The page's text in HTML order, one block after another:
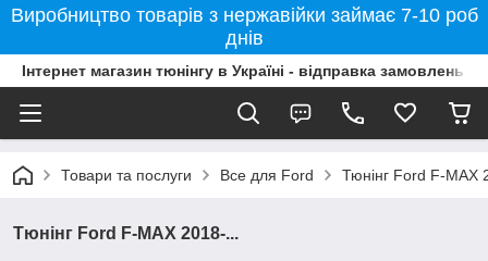
Виробництво товарів з нержавійки займає 7-10 роб
днів
Інтернет магазин тюнінгу в Україні - відправка замовлень
Товари та послуги Все для Ford Тюнінг Ford F-MAX
Тюнінг Ford F-MAX 2018-...